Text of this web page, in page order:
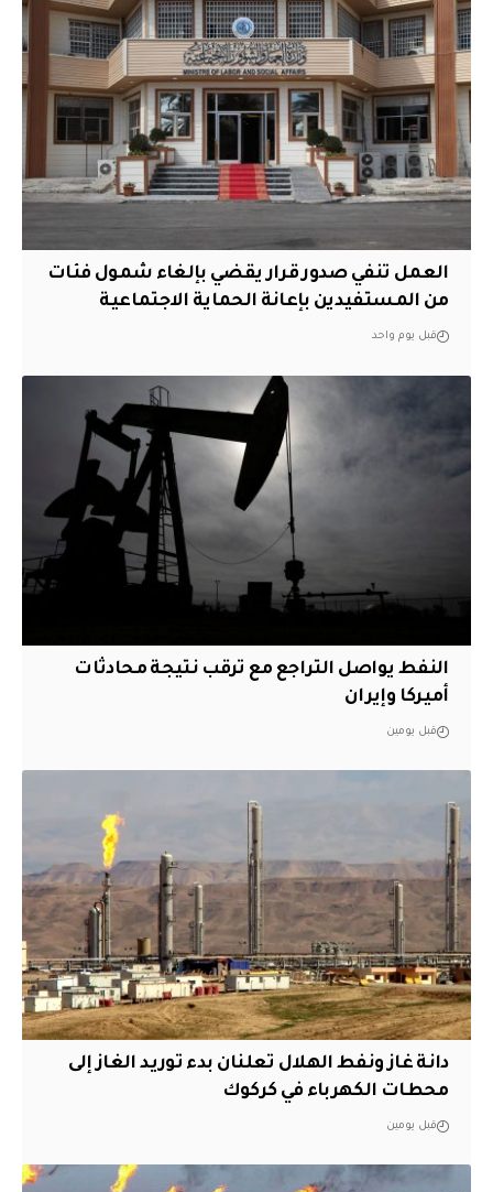
العمل تنفي صدور قرار يقضي بإلغاء شمول فئات
من المستفيدين بإعانة الحماية الاجتماعية
قبل يوم واحد
النفط يواصل التراجع مع ترقب نتيجة محادثات
أميركا وإيران
قبل يومين
دانة غاز ونفط الهلال تعلنان بدء توريد الغاز إلى
محطات الكهرباء في كركوك
قبل يومين